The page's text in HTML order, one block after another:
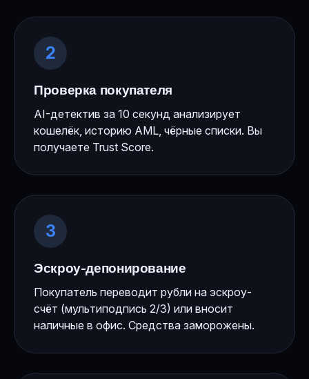
2
Проверка покупателя
AI-детектив за 10 секунд анализирует
кошелёк, историю AML, чёрные списки. Вы
получаете Trust Score.
3
Эскроу-депонирование
Покупатель переводит рубли на эскроу-
счёт (мультиподпись 2/3) или вносит
наличные в офис. Средства заморожены.